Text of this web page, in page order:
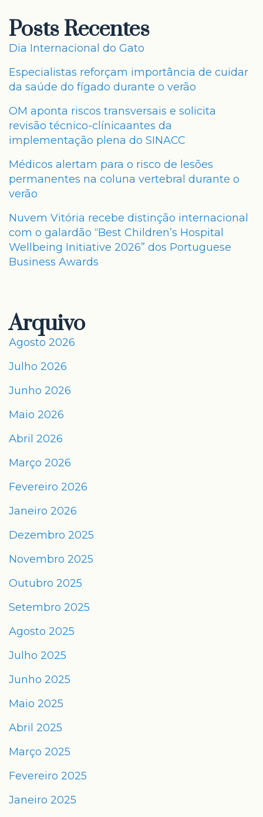
Posts Recentes
Dia Internacional do Gato
Especialistas reforçam importância de cuidar
da saúde do fígado durante o verão
OM aponta riscos transversais e solicita
revisão técnico-clínicaantes da
implementação plena do SINACC
Médicos alertam para o risco de lesões
permanentes na coluna vertebral durante o
verão
Nuvem Vitória recebe distinção internacional
com o galardão “Best Children’s Hospital
Wellbeing Initiative 2026” dos Portuguese
Business Awards
Arquivo
Agosto 2026
Julho 2026
Junho 2026
Maio 2026
Abril 2026
Março 2026
Fevereiro 2026
Janeiro 2026
Dezembro 2025
Novembro 2025
Outubro 2025
Setembro 2025
Agosto 2025
Julho 2025
Junho 2025
Maio 2025
Abril 2025
Março 2025
Fevereiro 2025
Janeiro 2025